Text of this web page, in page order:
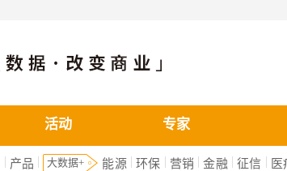
活动 专家
| 产品 | 大数据+ 能源 |环保 | 营销 |金融 |征信 | 医